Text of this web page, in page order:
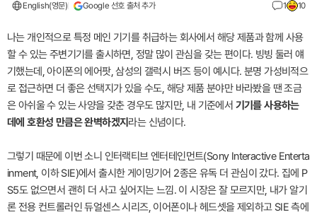
English(영문) Google 선호 출처 추가 1 10
나는 개인적으로 특정 메인 기기를 취급하는 회사에서 해당 제품과 함께 사용
할 수 있는 주변기기를 출시하면, 정말 많이 관심을 갖는 편이다. 빙빙 둘러 얘
기했는데, 아이폰의 에어팟, 삼성의 갤럭시 버즈 등이 예시다. 분명 가성비적으
로 접근하면 더 좋은 선택지가 있을 수도, 해당 제품 분야만 바라봤을 땐 조금
은 아쉬울 수 있는 사양을 갖춘 경우도 많지만, 내 기준에서 기기를 사용하는
데에 호환성 만큼은 완벽하겠지 라는 신념이다.
그렇기 때문에 이번 소니 인터랙티브 엔터테인먼트(Sony Interactive Enterta
inment, 이하 SIE)에서 출시한 게이밍기어 2종은 유독 더 관심이 갔다. 집에 P
S5도 없으면서 괜히 더 사고 싶어지는 느낌. 이 시장은 잘 모르지만, 내가 알기
론 전용 컨트롤러인 듀얼센스 시리즈, 이어폰이나 헤드셋을 제외하고 SIE 측에